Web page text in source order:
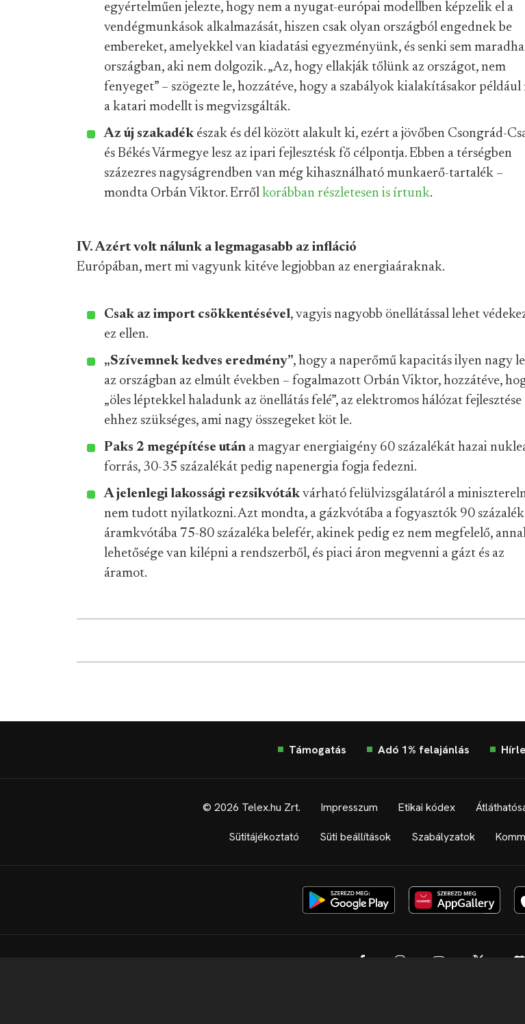
egyértelműen jelezte, hogy nem a nyugat-európai modellben képzelik el a
vendégmunkások alkalmazását, hiszen csak olyan országból engednek be
embereket, amelyekkel van kiadatási egyezményünk, és senki sem
országban, aki nem dolgozik. „Az, hogy ellakják tőlünk az országot, nem
fenyeget” – szögezte le, hozzátéve, hogy a szabályok kialakításakor például
a katari modellt is megvizsgálták.
Az új szakadék észak és dél között alakult ki, ezért a jövőben Csongrád-
és Békés Vármegye lesz az ipari fejlesztésk fő célpontja. Ebben a térségben
százezres nagyságrendben van még kihasználható munkaerő-tartalék –
mondta Orbán Viktor. Erről korábban részletesen is írtunk.
IV. Azért volt nálunk a legmagasabb az infláció
Európában, mert mi vagyunk kitéve legjobban az energiaáraknak.
Csak az import csökkentésével, vagyis nagyobb önellátással lehet
ez ellen.
„Szívemnek kedves eredmény”, hogy a naperőmű kapacitás ilyen nagy
az országban az elmúlt években – fogalmazott Orbán Viktor, hozzátéve,
„öles léptekkel haladunk az önellátás felé”, az elektromos hálózat fejlesztése
ehhez szükséges, ami nagy összegeket köt le.
Paks 2 megépítése után a magyar energiaigény 60 százalékát hazai
forrás, 30-35 százalékát pedig napenergia fogja fedezni.
A jelenlegi lakossági rezsikvóták várható felülvizsgálatáról a
nem tudott nyilatkozni. Azt mondta, a gázkvótába a fogyasztók 90
áramkvótába 75-80 százaléka belefér, akinek pedig ez nem megfelelő,
lehetősége van kilépni a rendszerből, és piaci áron megvenni a gázt és az
áramot.
Támogatás Adó 1% felajánlás
© 2026 Telex.hu Zrt. Impresszum Etikai kódex
Sütitájékoztató Süti beállítások Szabályzatok